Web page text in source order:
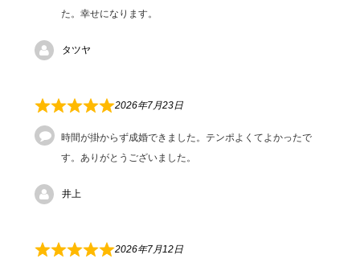
た。幸せになります。
タツヤ
2026年7月23日
時間が掛からず成婚できました。テンポよくてよかったで
す。ありがとうございました。
井上
2026年7月12日